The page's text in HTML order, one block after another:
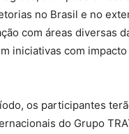
no Brasil e no
com áreas diversas
iniciativas com
os participantes
do Grupo